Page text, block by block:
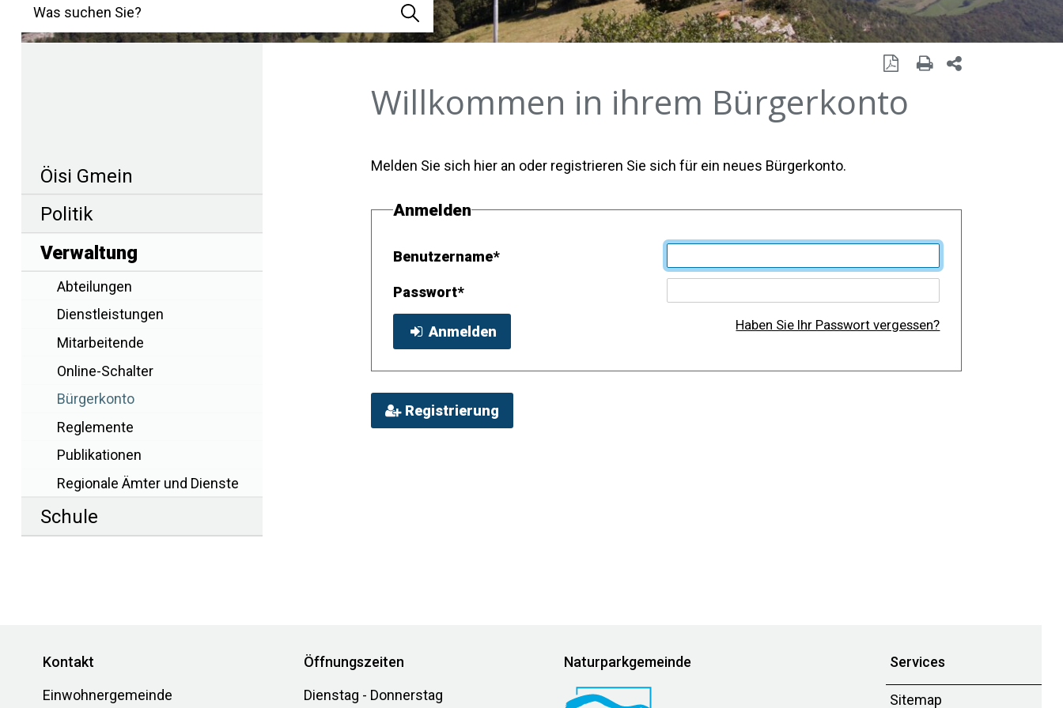
Was suchen Sie?Suchbegriff Suche starten
Seite als PDF
Seite drucken
Seite teilen mit
Öisi Gmein
Politik
Verwaltung
Abteilungen
Dienstleistungen
Mitarbeitende
Online-Schalter
Bürgerkonto
Reglemente
Publikationen
Regionale Ämter und Dienste
Schule
Willkommen in ihrem Bürgerkonto
Melden Sie sich hier an oder registrieren Sie sich für ein neues Bürgerkonto.
Anmelden
Benutzername*
Passwort*
Anmelden Haben Sie Ihr Passwort vergessen?
Registrierung
Footer
Kontakt
Einwohnergemeinde
Öffnungszeiten
Dienstag - Donnerstag
Naturparkgemeinde Services
Sitemap